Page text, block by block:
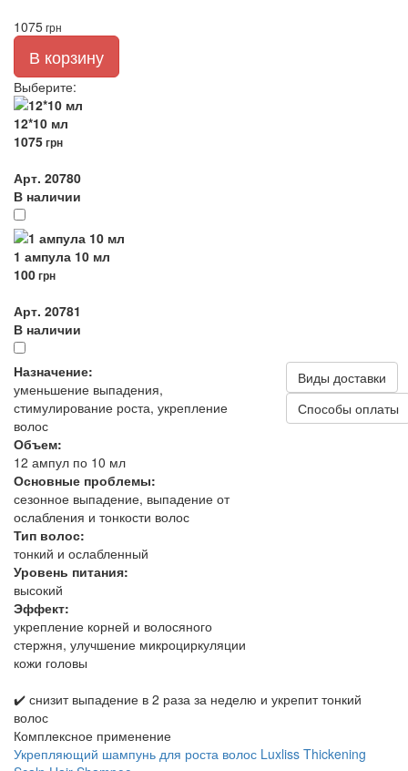
1075грн
В корзину
Выберите:
12*10 мл
1075грн
Арт. 20780
В наличии
1 ампула 10 мл
100грн
Арт. 20781
В наличии
Назначение:
уменьшение выпадения,
стимулирование роста, укрепление
волос
Объем:
12 ампул по 10 мл
Основные проблемы:
сезонное выпадение, выпадение от
ослабления и тонкости волос
Тип волос:
тонкий и ослабленный
Уровень питания:
высокий
Эффект:
укрепление корней и волосяного
стержня, улучшение микроциркуляции
кожи головы
Виды доставки
Способы оплаты
✔️ снизит выпадение в 2 раза за неделю и укрепит тонкий
волос
Комплексное применение
Укрепляющий шампунь для роста волос Luxliss Thickening